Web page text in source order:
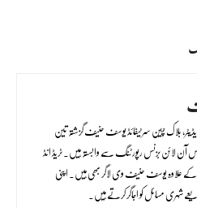
بلاک چین سرٹیفائڈ یوسف حنیف گزشتہ تین
لائن بزنس رپورٹنگ سے وابستہ ہیں۔ ٹریڈ انڈ
علاوہ یوسف حنیف وی لاگر بھی ہیں۔ اپنی
شہری مسائل کو اجاگر کرتے ہیں۔